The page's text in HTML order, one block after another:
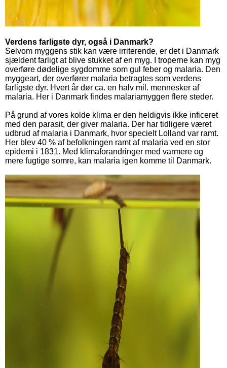
Verdens farligste dyr, også i Danmark?
Selvom myggens stik kan være irriterende, er det i Danmark
sjældent farligt at blive stukket af en myg. I troperne kan myg
overføre dødelige sygdomme som gul feber og malaria. Den
myggeart, der overfører malaria betragtes som verdens
farligste dyr. Hvert år dør ca. en halv mil. mennesker af
malaria. Her i Danmark findes malariamyggen flere steder.
På grund af vores kolde klima er den heldigvis ikke inficeret
med den parasit, der giver malaria. Der har tidligere været
udbrud af malaria i Danmark, hvor specielt Lolland var ramt.
Her blev 40 % af befolkningen ramt af malaria ved en stor
epidemi i 1831. Med klimaforandringer med varmere og
mere fugtige somre, kan malaria igen komme til Danmark.